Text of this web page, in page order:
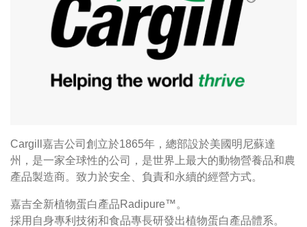
Cargill嘉吉公司創立於1865年，總部設於美國明尼蘇達
州，是一家全球性的公司，是世界上最大的動物營養品和農
產品製造商。致力於安全、負責和永續的經營方式。
嘉吉全新植物蛋白產品Radipure™。
採用自身專利技術和食品專長研發出植物蛋白產品體系。